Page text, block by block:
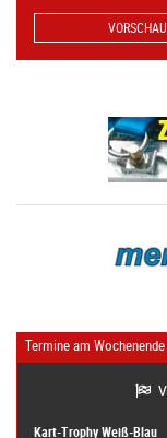
VORSCHAU
Termine am Wochenende
Kart-Trophy Weiß-Blau